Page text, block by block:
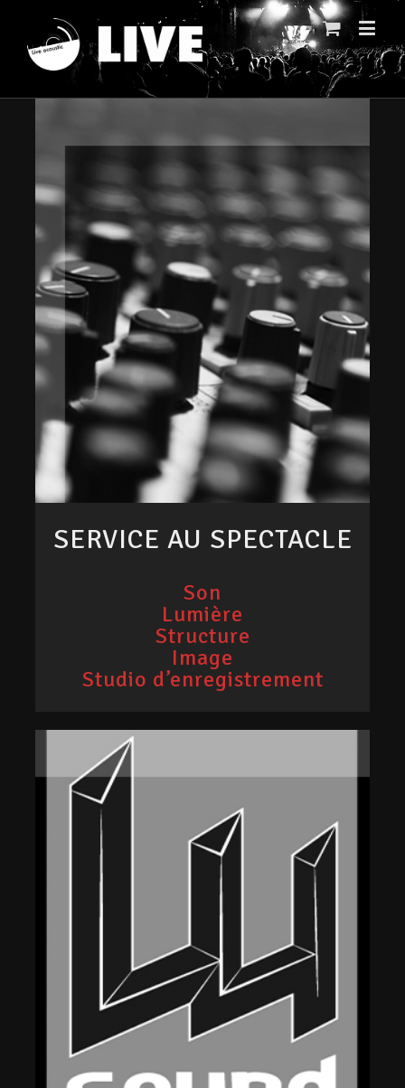
SERVICE AU SPECTACLE
Son
Lumière
Structure
Image
Studio d’enregistrement